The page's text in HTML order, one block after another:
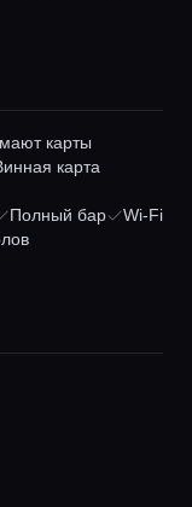
карты
карта
Полный бар
Wi-Fi